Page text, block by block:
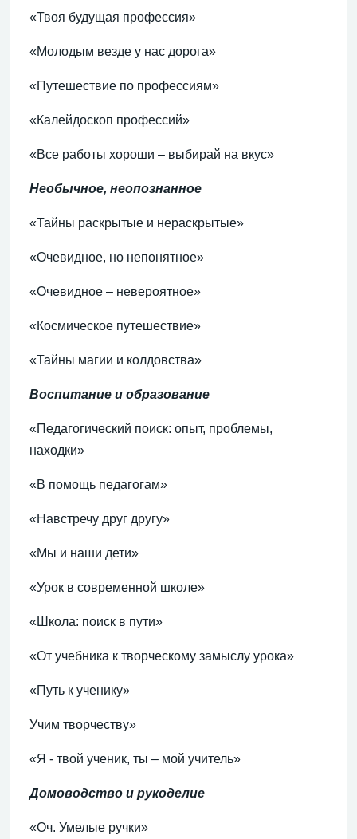
«Твоя будущая профессия»
«Молодым везде у нас дорога»
«Путешествие по профессиям»
«Калейдоскоп профессий»
«Все работы хороши – выбирай на вкус»
Необычное, неопознанное
«Тайны раскрытые и нераскрытые»
«Очевидное, но непонятное»
«Очевидное – невероятное»
«Космическое путешествие»
«Тайны магии и колдовства»
Воспитание и образование
«Педагогический поиск: опыт, проблемы,
находки»
«В помощь педагогам»
«Навстречу друг другу»
«Мы и наши дети»
«Урок в современной школе»
«Школа: поиск в пути»
«От учебника к творческому замыслу урока»
«Путь к ученику»
Учим творчеству»
«Я - твой ученик, ты – мой учитель»
Домоводство и рукоделие
«Оч. Умелые ручки»